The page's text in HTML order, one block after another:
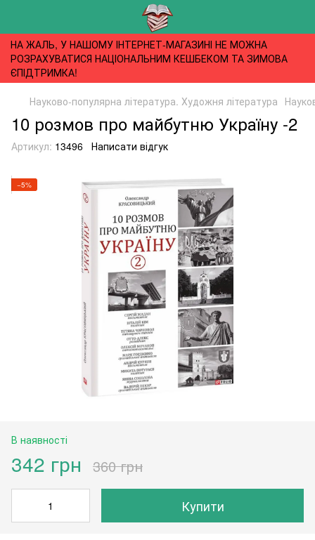
НА ЖАЛЬ, У НАШОМУ ІНТЕРНЕТ-МАГАЗИНІ НЕ МОЖНА
РОЗРАХУВАТИСЯ НАЦІОНАЛЬНИМ КЕШБЕКОМ ТА ЗИМОВА
ЄПІДТРИМКА!
Науково-популярна література. Художня література
10 розмов про майбутню Україну -2
Артикул: 13496 Написати відгук
−5%
В наявності
342 грн 360 грн
Купити